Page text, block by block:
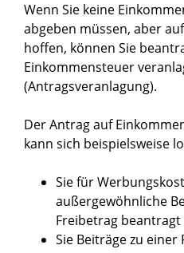
Wenn Sie keine
abgeben müssen, aber
hoffen, können Sie
Einkommensteuer
(Antragsveranlagung).
Der Antrag auf
kann sich beispielsweise
Sie für
außergewöhnliche
Freibetrag beantragt
Sie Beiträge zu